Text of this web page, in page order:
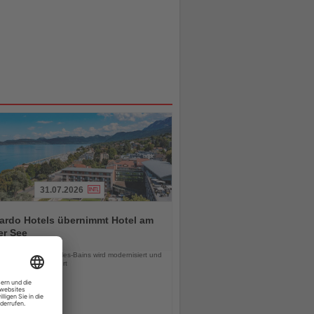
31.07.2026
Hotels übernimmt Hotel am
See
Hilton in Evian-les-Bains wird modernisiert und
NYX Hotel geführt